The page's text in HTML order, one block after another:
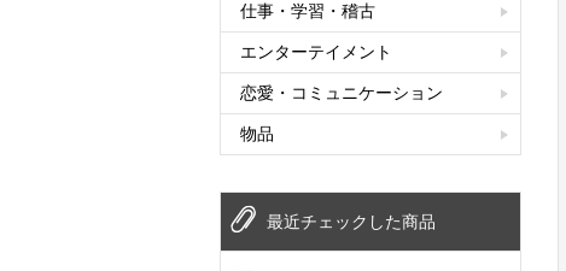
仕事・学習・稽古
エンターテイメント
恋愛・コミュニケーション
物品
最近チェックした商品